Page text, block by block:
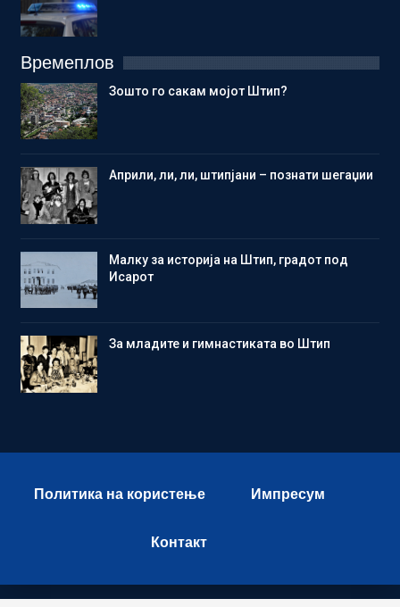
Времеплов
Зошто го сакам мојот Штип?
Aприли, ли, ли, штипјани – познати шегаџии
Малку за историја на Штип, градот под
Исарот
Зa младите и гимнастиката во Штип
Политика на користење Импресум
Контакт